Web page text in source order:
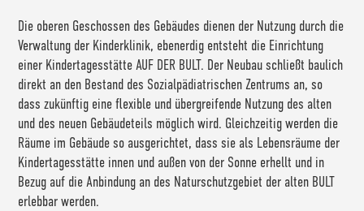
Die oberen Geschossen des Gebäudes dienen der Nutzung durch die
Verwaltung der Kinderklinik, ebenerdig entsteht die Einrichtung
einer Kindertagesstätte AUF DER BULT. Der Neubau schließt baulich
direkt an den Bestand des Sozialpädiatrischen Zentrums an, so
dass zukünftig eine flexible und übergreifende Nutzung des alten
und des neuen Gebäudeteils möglich wird. Gleichzeitig werden die
Räume im Gebäude so ausgerichtet, dass sie als Lebensräume der
Kindertagesstätte innen und außen von der Sonne erhellt und in
Bezug auf die Anbindung an des Naturschutzgebiet der alten BULT
erlebbar werden.